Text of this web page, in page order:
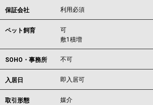
保証会社 利用必須
ペット飼育
可
敷1積増
SOHO・事務所 不可
入居日 即入居可
取引形態 媒介